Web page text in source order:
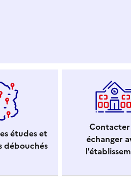
études et
débouchés
échanger